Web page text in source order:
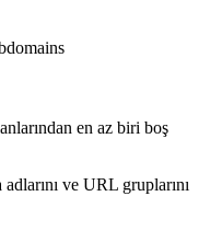
en az biri boş
ve URL gruplarını